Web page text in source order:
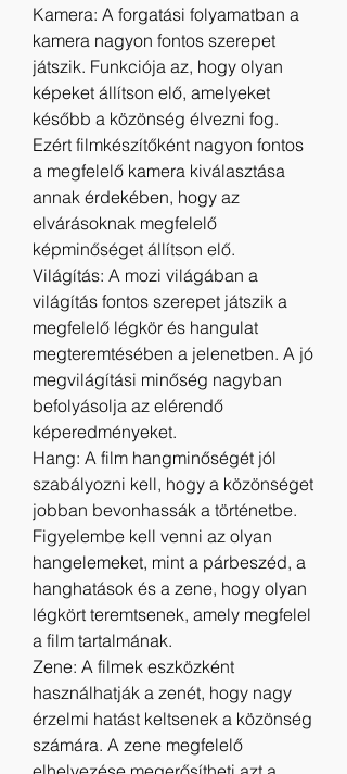
Kamera: A forgatási folyamatban a
kamera nagyon fontos szerepet
játszik. Funkciója az, hogy olyan
képeket állítson elő, amelyeket
később a közönség élvezni fog.
Ezért filmkészítőként nagyon fontos
a megfelelő kamera kiválasztása
annak érdekében, hogy az
elvárásoknak megfelelő
képminőséget állítson elő.
Világítás: A mozi világában a
világítás fontos szerepet játszik a
megfelelő légkör és hangulat
megteremtésében a jelenetben. A jó
megvilágítási minőség nagyban
befolyásolja az elérendő
képeredményeket.
Hang: A film hangminőségét jól
szabályozni kell, hogy a közönséget
jobban bevonhassák a történetbe.
Figyelembe kell venni az olyan
hangelemeket, mint a párbeszéd, a
hanghatások és a zene, hogy olyan
légkört teremtsenek, amely megfelel
a film tartalmának.
Zene: A filmek eszközként
használhatják a zenét, hogy nagy
érzelmi hatást keltsenek a közönség
számára. A zene megfelelő